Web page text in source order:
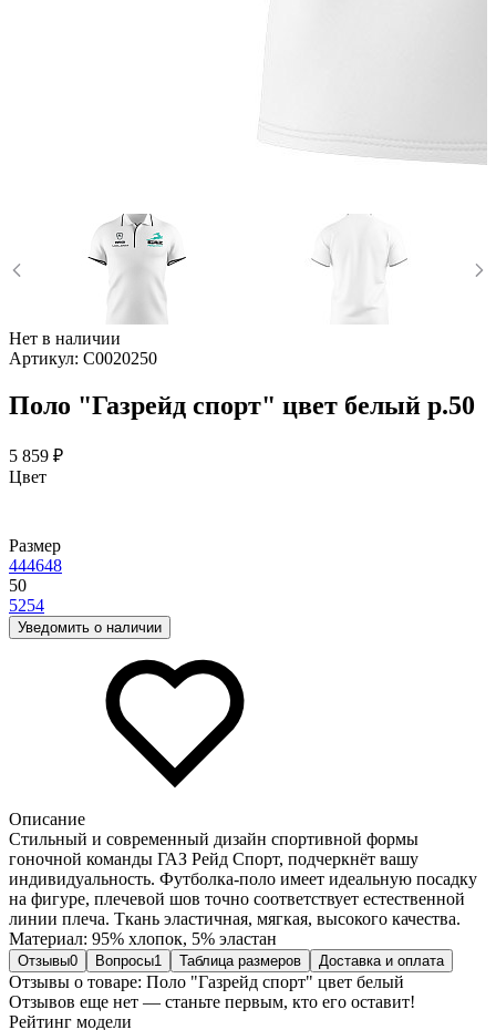
Нет в наличии
Артикул: С0020250
Поло "Газрейд спорт" цвет белый р.50
5 859 ₽
Цвет
Размер
444648
50
5254
Уведомить о наличии
Описание
Стильный и современный дизайн спортивной формы
гоночной команды ГАЗ Рейд Спорт, подчеркнёт вашу
индивидуальность. Футболка-поло имеет идеальную посадку
на фигуре, плечевой шов точно соответствует естественной
линии плеча. Ткань эластичная, мягкая, высокого качества.
Материал: 95% хлопок, 5% эластан
Отзывы0 Вопросы1 Таблица размеров Доставка и оплата
Отзывы о товаре: Поло "Газрейд спорт" цвет белый
Отзывов еще нет — станьте первым, кто его оставит!
Рейтинг модели